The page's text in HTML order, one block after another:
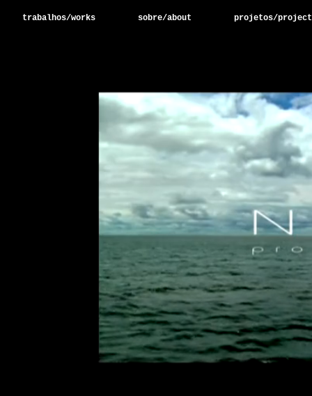
trabalhos/works sobre/about projetos/